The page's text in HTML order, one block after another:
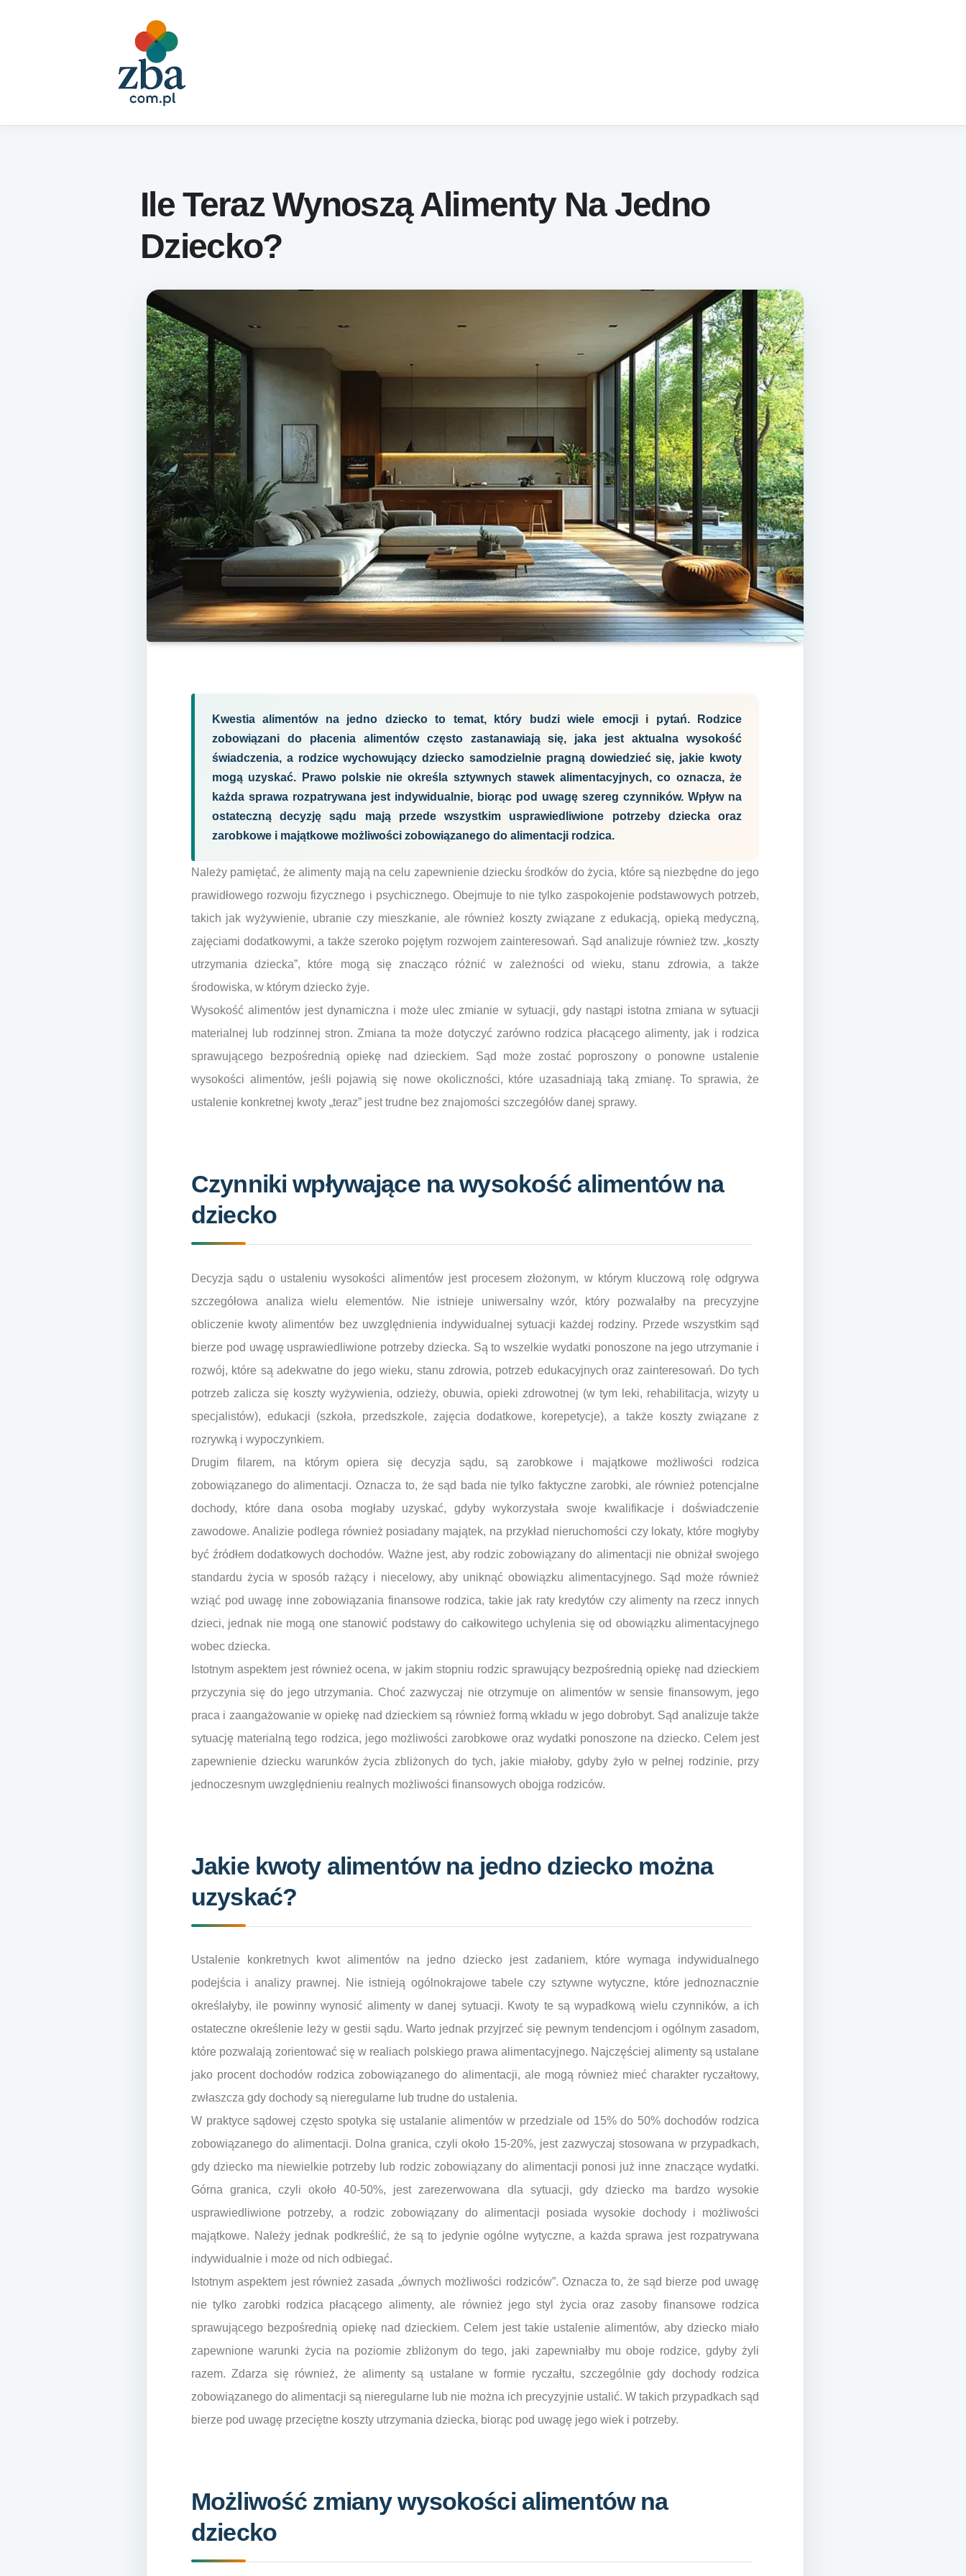
Ile Teraz Wynoszą Alimenty Na Jedno
Dziecko?
Kwestia alimentów na jedno dziecko to temat, który budzi wiele emocji i pytań. Rodzice
zobowiązani do płacenia alimentów często zastanawiają się, jaka jest aktualna wysokość
świadczenia, a rodzice wychowujący dziecko samodzielnie pragną dowiedzieć się, jakie kwoty
mogą uzyskać. Prawo polskie nie określa sztywnych stawek alimentacyjnych, co oznacza, że
każda sprawa rozpatrywana jest indywidualnie, biorąc pod uwagę szereg czynników. Wpływ na
ostateczną decyzję sądu mają przede wszystkim usprawiedliwione potrzeby dziecka oraz
zarobkowe i majątkowe możliwości zobowiązanego do alimentacji rodzica.
Należy pamiętać, że alimenty mają na celu zapewnienie dziecku środków do życia, które są niezbędne do jego
prawidłowego rozwoju fizycznego i psychicznego. Obejmuje to nie tylko zaspokojenie podstawowych potrzeb,
takich jak wyżywienie, ubranie czy mieszkanie, ale również koszty związane z edukacją, opieką medyczną,
zajęciami dodatkowymi, a także szeroko pojętym rozwojem zainteresowań. Sąd analizuje również tzw. „koszty
utrzymania dziecka”, które mogą się znacząco różnić w zależności od wieku, stanu zdrowia, a także
środowiska, w którym dziecko żyje.
Wysokość alimentów jest dynamiczna i może ulec zmianie w sytuacji, gdy nastąpi istotna zmiana w sytuacji
materialnej lub rodzinnej stron. Zmiana ta może dotyczyć zarówno rodzica płacącego alimenty, jak i rodzica
sprawującego bezpośrednią opiekę nad dzieckiem. Sąd może zostać poproszony o ponowne ustalenie
wysokości alimentów, jeśli pojawią się nowe okoliczności, które uzasadniają taką zmianę. To sprawia, że
ustalenie konkretnej kwoty „teraz” jest trudne bez znajomości szczegółów danej sprawy.
Czynniki wpływające na wysokość alimentów na
dziecko
Decyzja sądu o ustaleniu wysokości alimentów jest procesem złożonym, w którym kluczową rolę odgrywa
szczegółowa analiza wielu elementów. Nie istnieje uniwersalny wzór, który pozwalałby na precyzyjne
obliczenie kwoty alimentów bez uwzględnienia indywidualnej sytuacji każdej rodziny. Przede wszystkim sąd
bierze pod uwagę usprawiedliwione potrzeby dziecka. Są to wszelkie wydatki ponoszone na jego utrzymanie i
rozwój, które są adekwatne do jego wieku, stanu zdrowia, potrzeb edukacyjnych oraz zainteresowań. Do tych
potrzeb zalicza się koszty wyżywienia, odzieży, obuwia, opieki zdrowotnej (w tym leki, rehabilitacja, wizyty u
specjalistów), edukacji (szkoła, przedszkole, zajęcia dodatkowe, korepetycje), a także koszty związane z
rozrywką i wypoczynkiem.
Drugim filarem, na którym opiera się decyzja sądu, są zarobkowe i majątkowe możliwości rodzica
zobowiązanego do alimentacji. Oznacza to, że sąd bada nie tylko faktyczne zarobki, ale również potencjalne
dochody, które dana osoba mogłaby uzyskać, gdyby wykorzystała swoje kwalifikacje i doświadczenie
zawodowe. Analizie podlega również posiadany majątek, na przykład nieruchomości czy lokaty, które mogłyby
być źródłem dodatkowych dochodów. Ważne jest, aby rodzic zobowiązany do alimentacji nie obniżał swojego
standardu życia w sposób rażący i niecelowy, aby uniknąć obowiązku alimentacyjnego. Sąd może również
wziąć pod uwagę inne zobowiązania finansowe rodzica, takie jak raty kredytów czy alimenty na rzecz innych
dzieci, jednak nie mogą one stanowić podstawy do całkowitego uchylenia się od obowiązku alimentacyjnego
wobec dziecka.
Istotnym aspektem jest również ocena, w jakim stopniu rodzic sprawujący bezpośrednią opiekę nad dzieckiem
przyczynia się do jego utrzymania. Choć zazwyczaj nie otrzymuje on alimentów w sensie finansowym, jego
praca i zaangażowanie w opiekę nad dzieckiem są również formą wkładu w jego dobrobyt. Sąd analizuje także
sytuację materialną tego rodzica, jego możliwości zarobkowe oraz wydatki ponoszone na dziecko. Celem jest
zapewnienie dziecku warunków życia zbliżonych do tych, jakie miałoby, gdyby żyło w pełnej rodzinie, przy
jednoczesnym uwzględnieniu realnych możliwości finansowych obojga rodziców.
Jakie kwoty alimentów na jedno dziecko można
uzyskać?
Ustalenie konkretnych kwot alimentów na jedno dziecko jest zadaniem, które wymaga indywidualnego
podejścia i analizy prawnej. Nie istnieją ogólnokrajowe tabele czy sztywne wytyczne, które jednoznacznie
określałyby, ile powinny wynosić alimenty w danej sytuacji. Kwoty te są wypadkową wielu czynników, a ich
ostateczne określenie leży w gestii sądu. Warto jednak przyjrzeć się pewnym tendencjom i ogólnym zasadom,
które pozwalają zorientować się w realiach polskiego prawa alimentacyjnego. Najczęściej alimenty są ustalane
jako procent dochodów rodzica zobowiązanego do alimentacji, ale mogą również mieć charakter ryczałtowy,
zwłaszcza gdy dochody są nieregularne lub trudne do ustalenia.
W praktyce sądowej często spotyka się ustalanie alimentów w przedziale od 15% do 50% dochodów rodzica
zobowiązanego do alimentacji. Dolna granica, czyli około 15-20%, jest zazwyczaj stosowana w przypadkach,
gdy dziecko ma niewielkie potrzeby lub rodzic zobowiązany do alimentacji ponosi już inne znaczące wydatki.
Górna granica, czyli około 40-50%, jest zarezerwowana dla sytuacji, gdy dziecko ma bardzo wysokie
usprawiedliwione potrzeby, a rodzic zobowiązany do alimentacji posiada wysokie dochody i możliwości
majątkowe. Należy jednak podkreślić, że są to jedynie ogólne wytyczne, a każda sprawa jest rozpatrywana
indywidualnie i może od nich odbiegać.
Istotnym aspektem jest również zasada „ównych możliwości rodziców”. Oznacza to, że sąd bierze pod uwagę
nie tylko zarobki rodzica płacącego alimenty, ale również jego styl życia oraz zasoby finansowe rodzica
sprawującego bezpośrednią opiekę nad dzieckiem. Celem jest takie ustalenie alimentów, aby dziecko miało
zapewnione warunki życia na poziomie zbliżonym do tego, jaki zapewniałby mu oboje rodzice, gdyby żyli
razem. Zdarza się również, że alimenty są ustalane w formie ryczałtu, szczególnie gdy dochody rodzica
zobowiązanego do alimentacji są nieregularne lub nie można ich precyzyjnie ustalić. W takich przypadkach sąd
bierze pod uwagę przeciętne koszty utrzymania dziecka, biorąc pod uwagę jego wiek i potrzeby.
Możliwość zmiany wysokości alimentów na
dziecko